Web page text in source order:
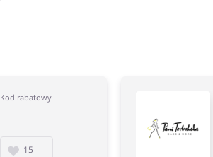
Kod rabatowy
15